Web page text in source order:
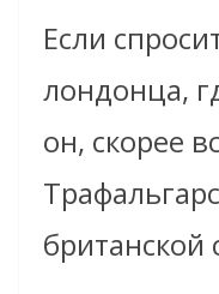
Если
лондонца,
он, скорее
британской